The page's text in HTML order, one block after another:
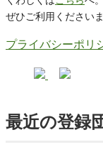
ぜひご利用くださいま
プライバシーポリ
最近の登録